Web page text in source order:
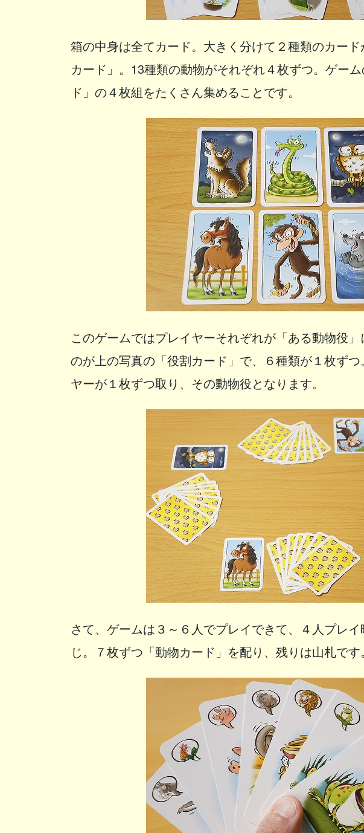
箱の中身は全てカード。大きく分けて２種類のカー
カード」。13種類の動物がそれぞれ４枚ずつ。ゲー
ド」の４枚組をたくさん集めることです。
このゲームではプレイヤーそれぞれが「ある動物役
のが上の写真の「役割カード」で、６種類が１枚ず
ヤーが１枚ずつ取り、その動物役となります。
さて、ゲームは３～６人でプレイできて、４人プレ
じ。７枚ずつ「動物カード」を配り、残りは山札です。